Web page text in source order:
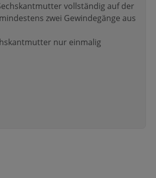
vollständig auf der
zwei Gewindegänge aus
nur einmalig